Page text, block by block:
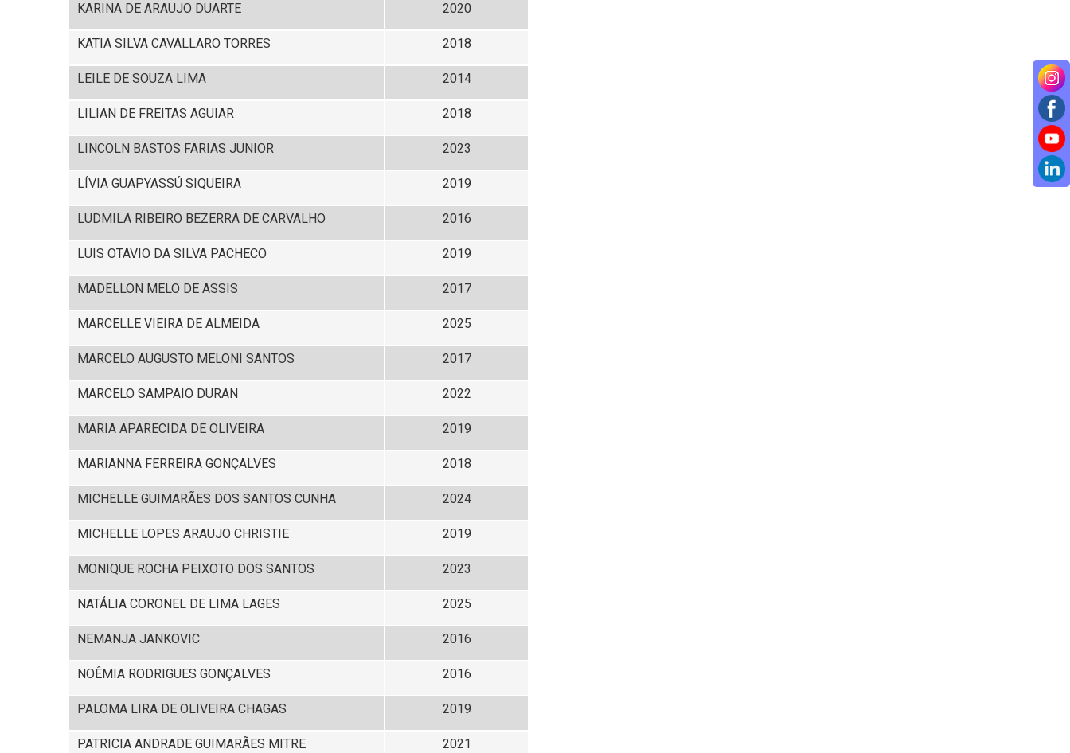
KARINA DE ARAUJO DUARTE 2020
KATIA SILVA CAVALLARO TORRES 2018
LEILE DE SOUZA LIMA 2014
LILIAN DE FREITAS AGUIAR 2018
LINCOLN BASTOS FARIAS JUNIOR 2023
LÍVIA GUAPYASSÚ SIQUEIRA 2019
LUDMILA RIBEIRO BEZERRA DE CARVALHO 2016
LUIS OTAVIO DA SILVA PACHECO 2019
MADELLON MELO DE ASSIS 2017
MARCELLE VIEIRA DE ALMEIDA 2025
MARCELO AUGUSTO MELONI SANTOS 2017
MARCELO SAMPAIO DURAN 2022
MARIA APARECIDA DE OLIVEIRA 2019
MARIANNA FERREIRA GONÇALVES 2018
MICHELLE GUIMARÃES DOS SANTOS CUNHA 2024
MICHELLE LOPES ARAUJO CHRISTIE 2019
MONIQUE ROCHA PEIXOTO DOS SANTOS 2023
NATÁLIA CORONEL DE LIMA LAGES 2025
NEMANJA JANKOVIC 2016
NOÊMIA RODRIGUES GONÇALVES 2016
PALOMA LIRA DE OLIVEIRA CHAGAS 2019
PATRICIA ANDRADE GUIMARÃES MITRE 2021